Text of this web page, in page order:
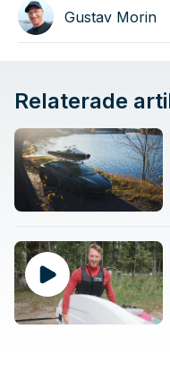
Gustav Morin
Relaterade